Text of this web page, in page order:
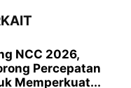
NCC 2026,
Percepatan
Memperkuat...